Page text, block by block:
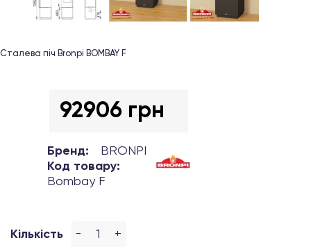
Сталева піч Bronpi BOMBAY F
92906 грн
Бренд:
BRONPI
Код товару:
Bombay F
Кількість - +